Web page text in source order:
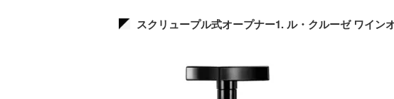
スクリュープル式オープナー1. ル・クルーゼ ワイン